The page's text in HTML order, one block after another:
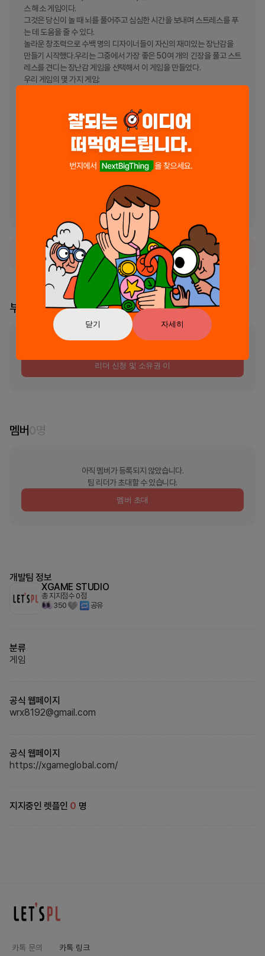
닫기 자세히
스 해소 게임이다.
그것은 당신이 놀 때 뇌를 풀어주고 심심한 시간을 보내며 스트레스를 푸
는 데 도움을 줄 수 있다.
놀라운 창조력으로 수백 명의 디자이너들이 자신의 재미있는 장난감을
만들기 시작했다.우리는 그중에서 가장 좋은 50여 개의 긴장을 풀고 스트
레스를 견디는 장난감 게임을 선택해서 이 게임을 만들었다.
우리 게임의 몇 가지 게임:
- Fidget 마이크로 모뎀
지금 다운로드하여 즐기세요!
서비스가 현재 일시적으로 사용 불가능한 상태입니다.
부스 리더
리더 신청 및 소유권 이
멤버0명
아직 멤버가 등록되지 않았습니다.
팀 리더가 초대할 수 있습니다.
멤버 초대
개발팀 정보
XGAME STUDIO
총 지지점수 0점
350
공유
분류
게임
공식 웹페이지
wrx8192@gmail.com
공식 웹페이지
https://xgameglobal.com/
지지중인 렛플인 0 명
카톡 문의
카톡 링크